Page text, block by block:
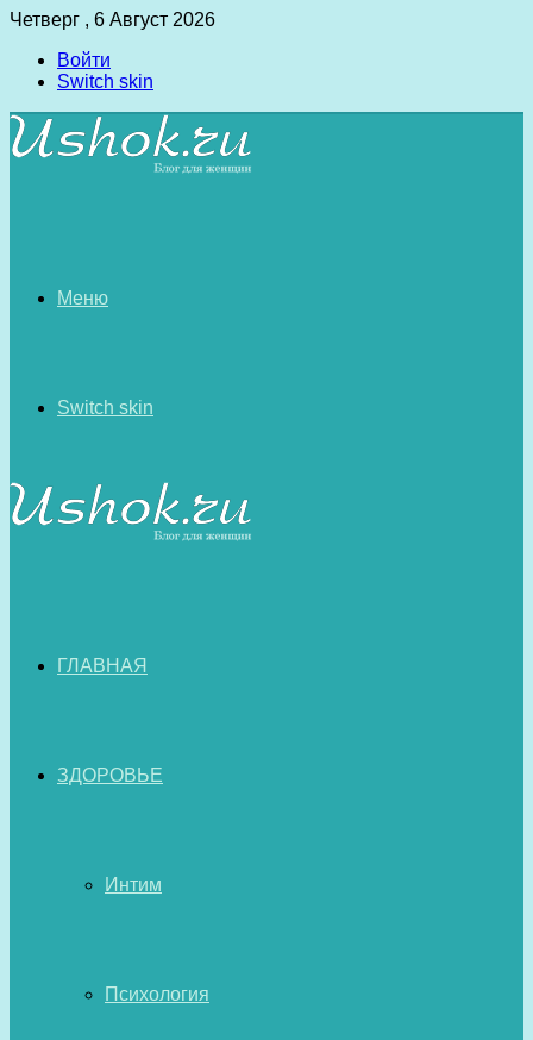
Четверг , 6 Август 2026
Войти
Switch skin
Меню
Switch skin
ГЛАВНАЯ
ЗДОРОВЬЕ
Интим
Психология